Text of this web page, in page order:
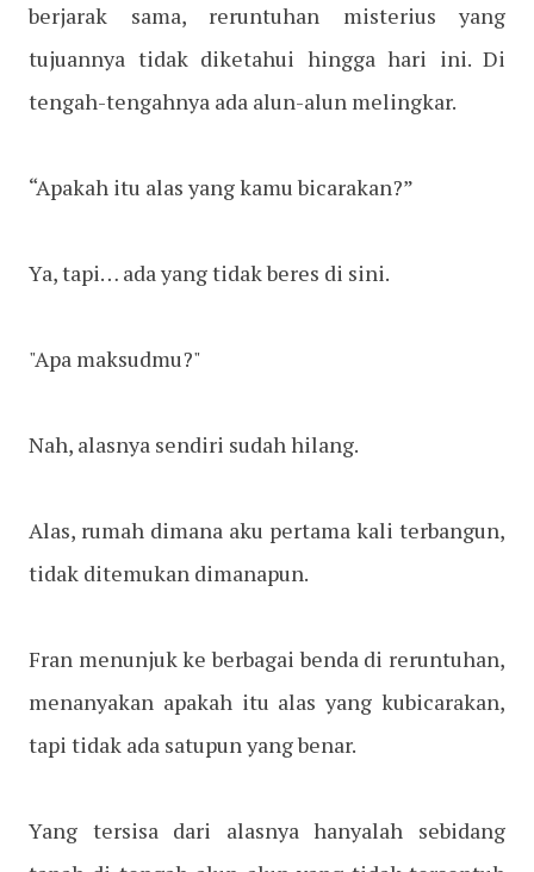
berjarak sama, reruntuhan misterius yang
tujuannya tidak diketahui hingga hari ini. Di
tengah-tengahnya ada alun-alun melingkar.
“Apakah itu alas yang kamu bicarakan?”
Ya, tapi… ada yang tidak beres di sini.
"Apa maksudmu?"
Nah, alasnya sendiri sudah hilang.
Alas, rumah dimana aku pertama kali terbangun,
tidak ditemukan dimanapun.
Fran menunjuk ke berbagai benda di reruntuhan,
menanyakan apakah itu alas yang kubicarakan,
tapi tidak ada satupun yang benar.
Yang tersisa dari alasnya hanyalah sebidang